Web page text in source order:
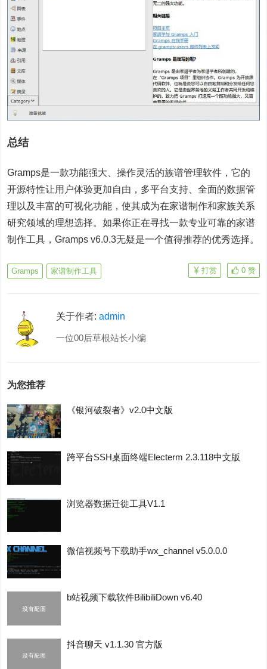
总结
Gramps是一款功能强大、操作灵活的族谱管理软件，它的
开源特性让用户体验更加自由，多平台支持、全面的数据管
理以及丰富的可视化功能，使其成为在家谱制作和家族关系
研究领域的理想选择。如果你正在寻找一款专业可靠的家谱
制作工具，Gramps v6.0.3无疑是一个值得推荐的优秀选择。
Gramps 家谱制作工具 0 赞
打赏
关于作者:admin
一位00后草根站长小编
为您推荐
《银河破裂者》v2.0中文版
跨平台SSH桌面终端Electerm 2.3.118中文版
浏览器数据迁徙工具V1.1
微信视频号下载助手wx_channel v5.0.0.0
b站视频下载软件BilibiliDown v6.40
抖音聊天 v1.1.30 官方版